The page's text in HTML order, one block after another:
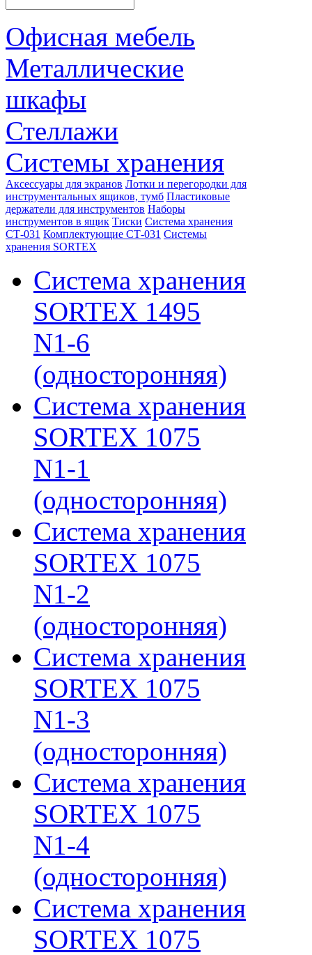
Офисная мебель
Металлические
шкафы
Стеллажи
Системы хранения
Аксессуары для экранов Лотки и перегородки для
инструментальных ящиков, тумб Пластиковые
держатели для инструментов Наборы
инструментов в ящик Тиски Система хранения
СТ-031 Комплектующие СТ-031 Системы
хранения SORTEX
Система хранения
SORTEX 1495
N1-6
(односторонняя)
Система хранения
SORTEX 1075
N1-1
(односторонняя)
Система хранения
SORTEX 1075
N1-2
(односторонняя)
Система хранения
SORTEX 1075
N1-3
(односторонняя)
Система хранения
SORTEX 1075
N1-4
(односторонняя)
Система хранения
SORTEX 1075